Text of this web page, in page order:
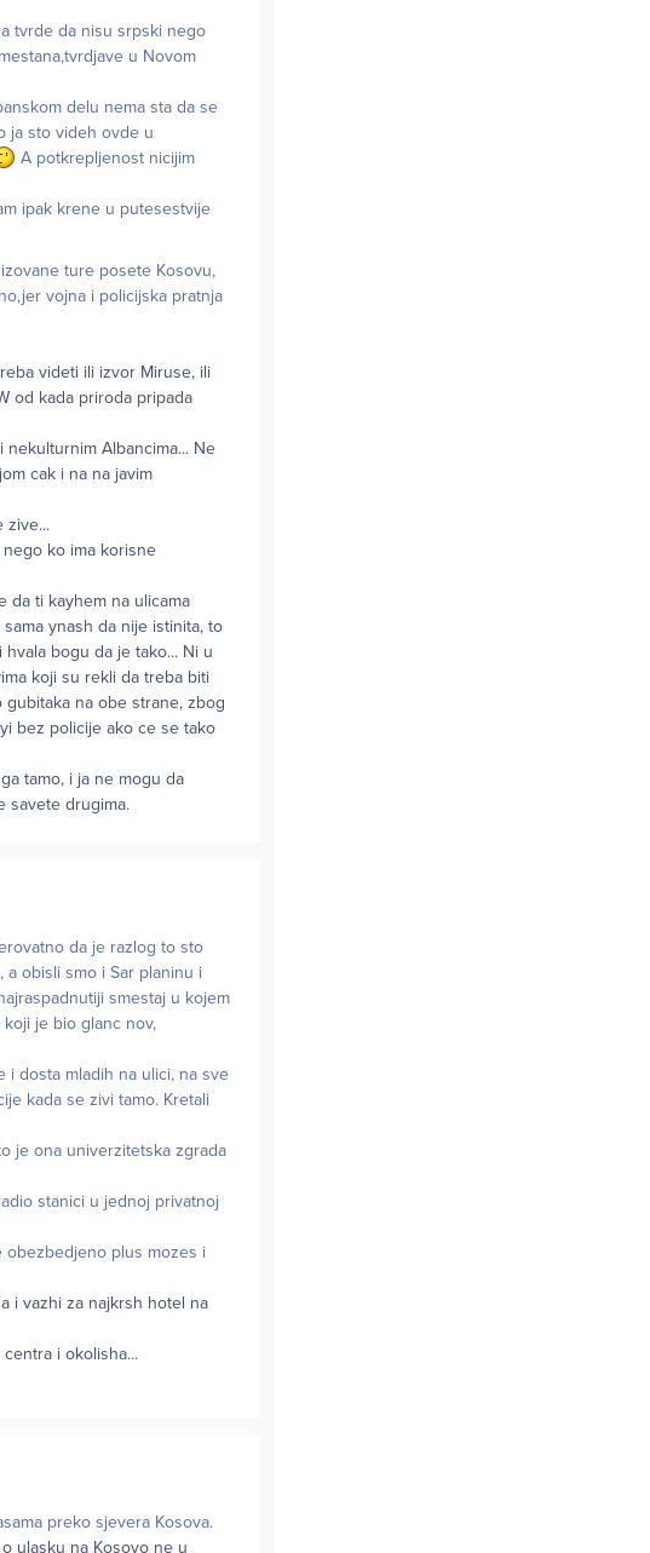
tvrde da nisu srpski nego
u Novom
delu nema sta da se
ja sto videh ovde u
A potkrepljenost nicijim
ipak krene u putesestvije
ture posete Kosovu,
vojna i policijska pratnja
videti ili izvor Miruse, ili
od kada priroda pripada
Albancima... Ne
cak i na na javim
zive...
ko ima korisne
da ti kayhem na ulicama
ynash da nije istinita, to
bogu da je tako... Ni u
koji su rekli da treba biti
na obe strane, zbog
bez policije ako ce se tako
tamo, i ja ne mogu da
savete drugima.
da je razlog to sto
obisli smo i Sar planinu i
smestaj u kojem
je bio glanc nov,
i dosta mladih na ulici, na sve
kada se zivi tamo. Kretali
je ona univerzitetska zgrada
stanici u jednoj privatnoj
obezbedjeno plus mozes i
i vazhi za najkrsh hotel na
i okolisha...
preko sjevera Kosova.
ulasku na Kosovo ne u